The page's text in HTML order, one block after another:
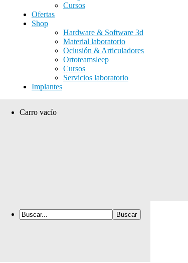
Cursos
Ofertas
Shop
Hardware & Software 3d
Material laboratorio
Oclusión & Articuladores
Ortoteamsleep
Cursos
Servicios laboratorio
Implantes
Carro vacío